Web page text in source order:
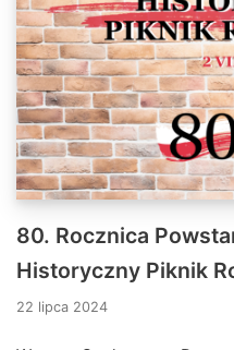
80. Rocznica
Historyczny Piknik
22 lipca 2024